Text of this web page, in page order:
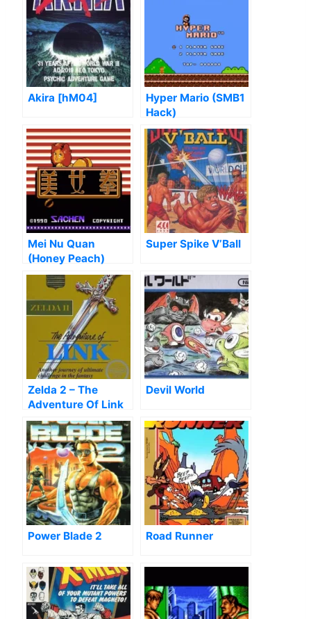
Akira [hM04]
Hyper Mario (SMB1
Hack)
Mei Nu Quan
(Honey Peach)
Super Spike V’Ball
Zelda 2 – The
Adventure Of Link
[T-Swed]
Devil World
Power Blade 2 Road Runner